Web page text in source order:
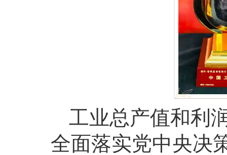
工业总产值和利
全面落实党中央决